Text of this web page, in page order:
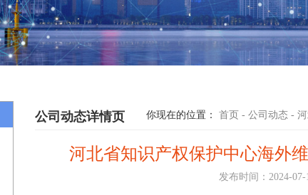
公司动态详情页 你现在的位置： 首页 - 公司动态 -
河北省知识产权保护中心海外
发布时间： 2024-07-